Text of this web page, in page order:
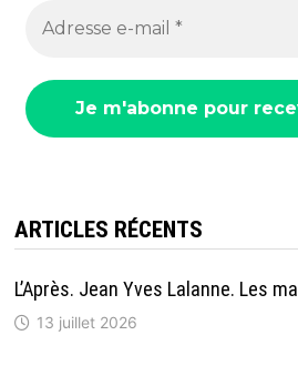
ARTICLES RÉCENTS
L’Après. Jean Yves Lalanne. Les
13 juillet 2026